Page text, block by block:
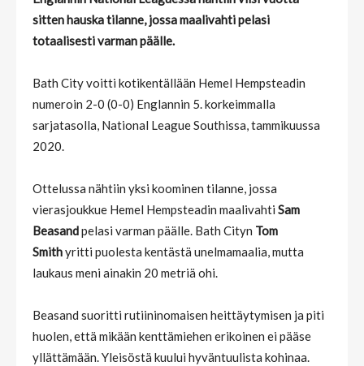
sitten hauska tilanne, jossa maalivahti pelasi
totaalisesti varman päälle.
Bath City voitti kotikentällään Hemel Hempsteadin
numeroin 2-0 (0-0) Englannin 5. korkeimmalla
sarjatasolla, National League Southissa, tammikuussa
2020.
Ottelussa nähtiin yksi koominen tilanne, jossa
vierasjoukkue Hemel Hempsteadin maalivahti Sam
Beasandpelasi varman päälle. Bath Cityn Tom
Smithyritti puolesta kentästä unelmamaalia, mutta
laukaus meni ainakin 20 metriä ohi.
Beasand suoritti rutiininomaisen heittäytymisen ja piti
huolen, että mikään kenttämiehen erikoinen ei pääse
yllättämään. Yleisöstä kuului hyväntuulista kohinaa.